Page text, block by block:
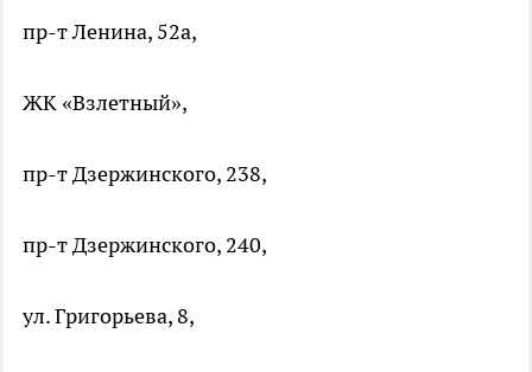
пр-т Ленина, 52а,
ЖК «Взлетный»,
пр-т Дзержинского, 238,
пр-т Дзержинского, 240,
ул. Григорьева, 8,